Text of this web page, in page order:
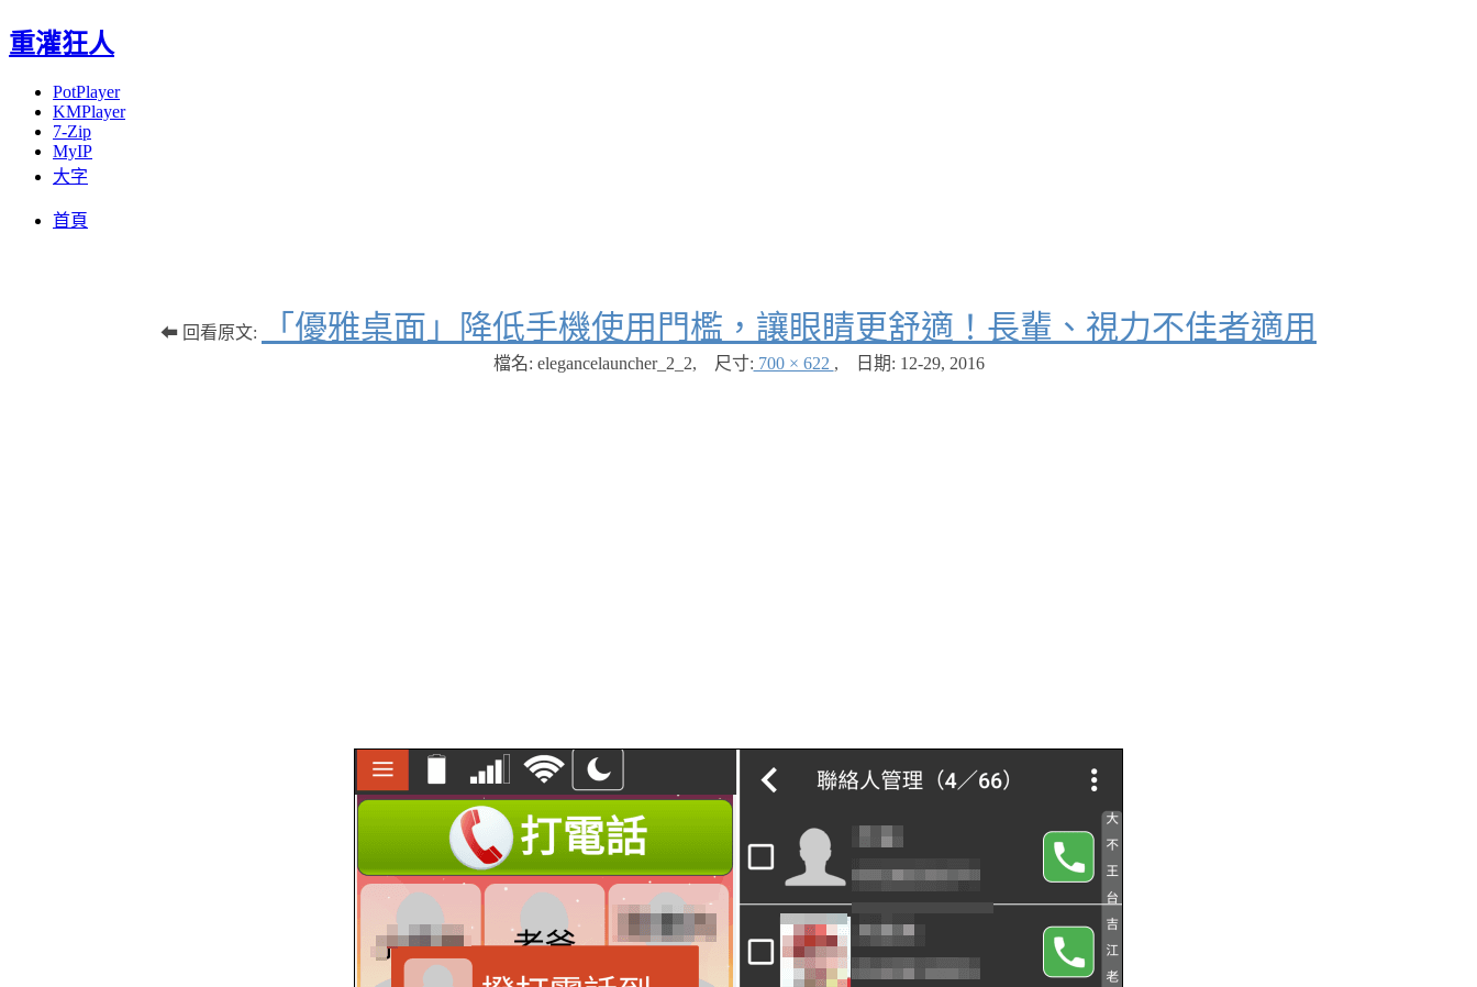
重灌狂人
PotPlayer
KMPlayer
7-Zip
MyIP
大字
首頁
⬅ 回看原文: 「優雅桌面」降低手機使用門檻，讓眼睛更舒適！長輩、視力不佳者適用
檔名: elegancelauncher_2_2, 尺寸: 700 × 622 , 日期: 12-29, 2016